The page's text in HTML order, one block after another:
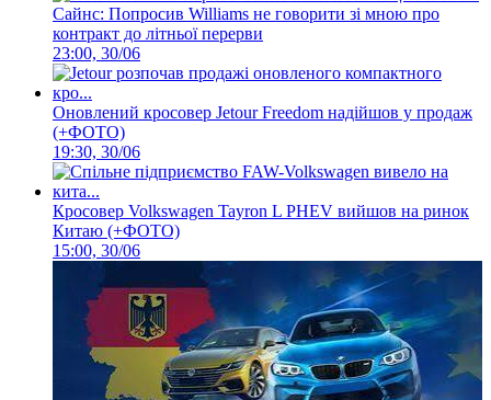
Сайнс: Попросив Williams не говорити зі мною про
контракт до літньої перерви
23:00, 30/06
Оновлений кросовер Jetour Freedom надійшов у продаж
(+ФОТО)
19:30, 30/06
Кросовер Volkswagen Tayron L PHEV вийшов на ринок
Китаю (+ФОТО)
15:00, 30/06